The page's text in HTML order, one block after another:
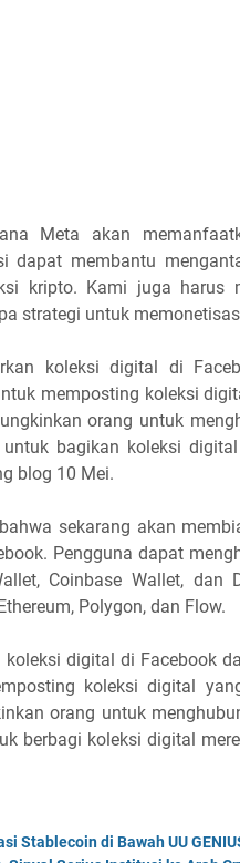
Meta akan
dapat membantu
kripto. Kami juga harus
strategi untuk
koleksi digital di
memposting koleksi
orang untuk
bagikan koleksi
blog 10 Mei.
sekarang akan
Pengguna dapat
Coinbase Wallet, dan
Polygon, dan Flow.
digital di Facebook
koleksi digital
orang untuk
berbagi koleksi digital
Stablecoin di Bawah UU